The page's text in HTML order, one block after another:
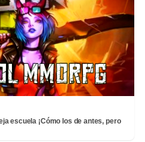
escuela ¡Cómo los de antes, pero